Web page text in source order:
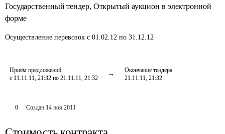
Государственный тендер, Открытый аукцион в электронной
форме
Осуществление перевозок с 01.02.12 по 31.12.12
Приём предложений
с 11.11.11, 21:32 по 21.11.11, 21:32
Окончание тендера
21.11.11, 21:32
0 Создан 14 ноя 2011